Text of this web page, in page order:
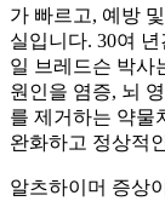
가 빠르고, 예방
실입니다. 30여
일 브레드슨 박사
원인을 염증, 뇌
를 제거하는 약물
완화하고 정상적
알츠하이머 증상